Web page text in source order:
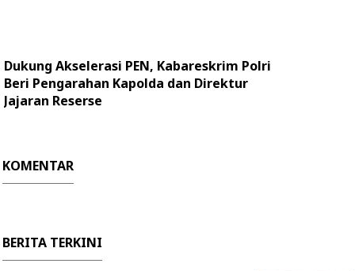
Dukung Akselerasi PEN, Kabareskrim Polri
Beri Pengarahan Kapolda dan Direktur
Jajaran Reserse
KOMENTAR
BERITA TERKINI